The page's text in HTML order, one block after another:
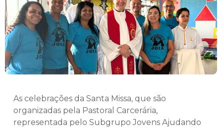
As celebrações da Santa Missa, que são
organizadas pela Pastoral Carcerária,
representada pelo Subgrupo Jovens Ajudando